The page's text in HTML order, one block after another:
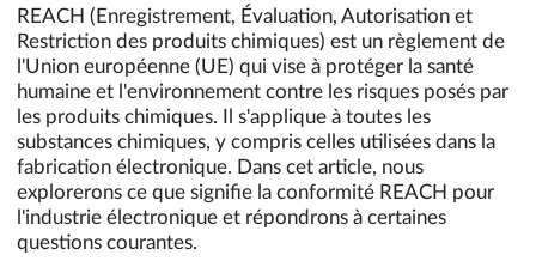
REACH (Enregistrement, Évaluation, Autorisation et
Restriction des produits chimiques) est un règlement de
l'Union européenne (UE) qui vise à protéger la santé
humaine et l'environnement contre les risques posés par
les produits chimiques. Il s'applique à toutes les
substances chimiques, y compris celles utilisées dans la
fabrication électronique. Dans cet article, nous
explorerons ce que signifie la conformité REACH pour
l'industrie électronique et répondrons à certaines
questions courantes.